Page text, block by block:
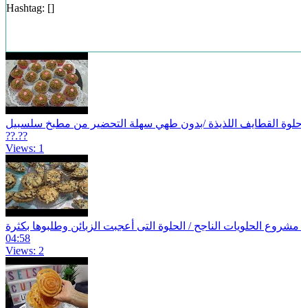
Hashtag: []
??.??
Views: 1
04:58
Views: 2